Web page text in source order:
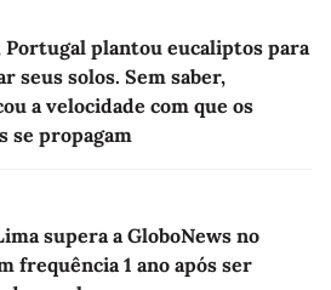
Portugal plantou eucaliptos para
seus solos. Sem saber,
a velocidade com que os
se propagam
supera a GloboNews no
frequência 1 ano após ser